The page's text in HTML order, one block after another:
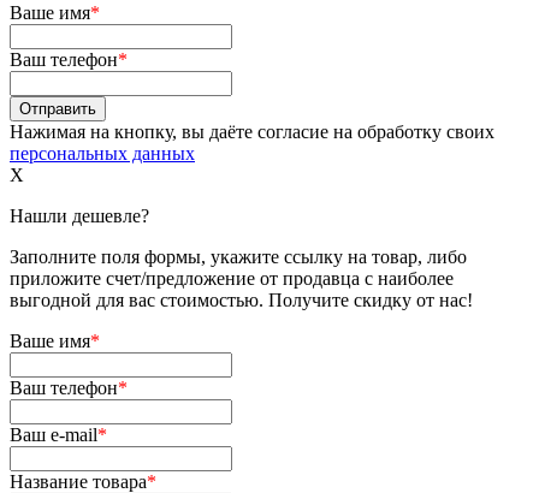
Ваше имя*
Ваш телефон*
Нажимая на кнопку, вы даёте согласие на обработку своих
персональных данных
X
Нашли дешевле?
Заполните поля формы, укажите ссылку на товар, либо
приложите счет/предложение от продавца с наиболее
выгодной для вас стоимостью. Получите скидку от нас!
Ваше имя*
Ваш телефон*
Ваш e-mail*
Название товара*